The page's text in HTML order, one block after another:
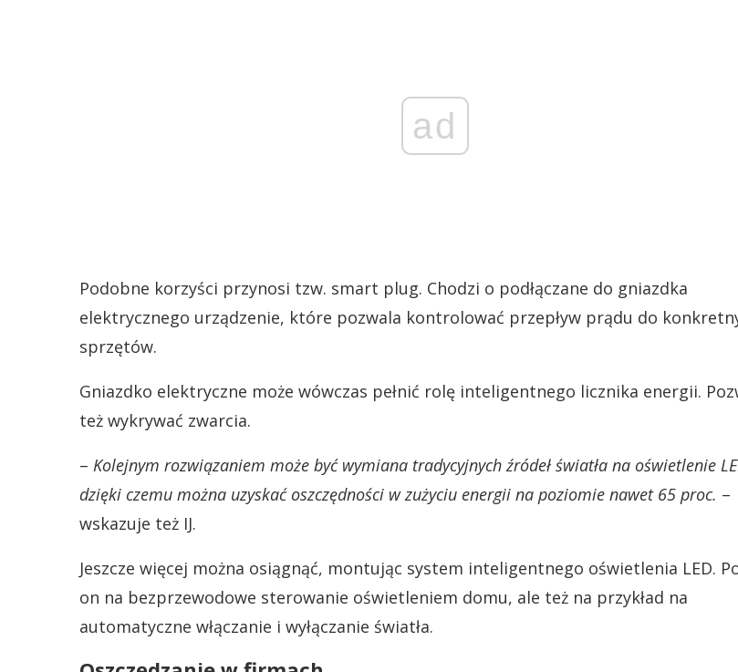
ad
Podobne korzyści przynosi tzw. smart plug. Chodzi o podłączane do gniazdka
elektrycznego urządzenie, które pozwala kontrolować przepływ prądu do
sprzętów.
Gniazdko elektryczne może wówczas pełnić rolę inteligentnego licznika energii.
też wykrywać zwarcia.
– Kolejnym rozwiązaniem może być wymiana tradycyjnych źródeł światła na oświetlenie
dzięki czemu można uzyskać oszczędności w zużyciu energii na poziomie nawet 65 proc. –
wskazuje też IJ.
Jeszcze więcej można osiągnąć, montując system inteligentnego oświetlenia LED.
on na bezprzewodowe sterowanie oświetleniem domu, ale też na przykład na
automatyczne włączanie i wyłączanie światła.